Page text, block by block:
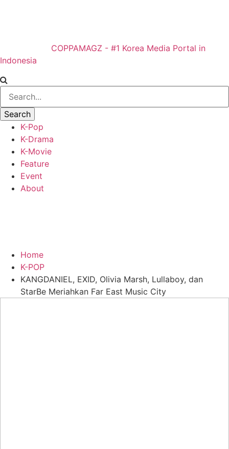
COPPAMAGZ - #1 Korea Media Portal in
Indonesia
K-Pop
K-Drama
K-Movie
Feature
Event
About
Home
K-POP
KANGDANIEL, EXID, Olivia Marsh, Lullaboy, dan
StarBe Meriahkan Far East Music City